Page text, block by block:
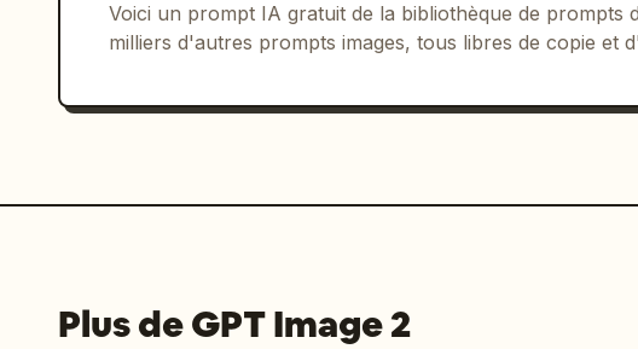
Voici un prompt IA gratuit de la bibliothèque de prompts
milliers d'autres prompts images, tous libres de copie et
Plus de GPT Image 2